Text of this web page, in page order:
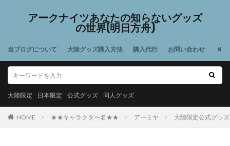
アークナイツあなたの知らないグッズ
の世界(明日方舟)
当ブログについて 大陸グッズ購入方法 購入代行 お問い合わせ
大陸限定 日本限定 公式グッズ 同人グッズ
HOME ★★キャラクター名★★ アーミヤ 大陸限定公式グッ